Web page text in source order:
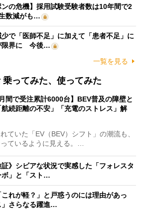
ンの危機】採用試験受験者数は10年間で2
数減がも…
少で「医師不足」に加えて「患者不足」に
限界に 今後…
一覧を見る
ってみた、使ってみた
月間で受注累計6000台】BEV普及の障壁と
続距離の不安」「充電のストレス」解
ていた「EV（BEV）シフト」の潮流も、
ているように見える。…
証》シビアな状況で実感した「フォレスタ
」と「スト…
れが軽？」と戸惑うのには理由があっ
さらなる躍進…